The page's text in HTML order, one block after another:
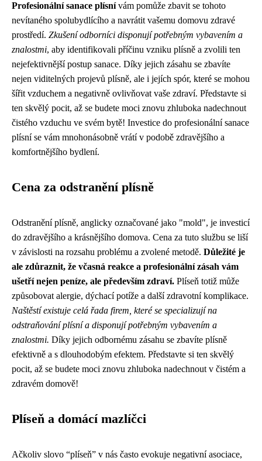
Profesionální sanace plísnívám pomůže zbavit se tohoto
nevítaného spolubydlícího a navrátit vašemu domovu zdravé
prostředí. Zkušení odborníci disponují potřebným vybavením a
znalostmi, aby identifikovali příčinu vzniku plísně a zvolili ten
nejefektivnější postup sanace. Díky jejich zásahu se zbavíte
nejen viditelných projevů plísně, ale i jejích spór, které se mohou
šířit vzduchem a negativně ovlivňovat vaše zdraví. Představte si
ten skvělý pocit, až se budete moci znovu zhluboka nadechnout
čistého vzduchu ve svém bytě! Investice do profesionální sanace
plísní se vám mnohonásobně vrátí v podobě zdravějšího a
komfortnějšího bydlení.
Cena za odstranění plísně
Odstranění plísně, anglicky označované jako "mold", je investicí
do zdravějšího a krásnějšího domova. Cena za tuto službu se liší
v závislosti na rozsahu problému a zvolené metodě. Důležité je
ale zdůraznit, že včasná reakce a profesionální zásah vám
ušetří nejen peníze, ale především zdraví. Plíseň totiž může
způsobovat alergie, dýchací potíže a další zdravotní komplikace.
Naštěstí existuje celá řada firem, které se specializují na
odstraňování plísní a disponují potřebným vybavením a
znalostmi. Díky jejich odbornému zásahu se zbavíte plísně
efektivně a s dlouhodobým efektem. Představte si ten skvělý
pocit, až se budete moci znovu zhluboka nadechnout v čistém a
zdravém domově!
Plíseň a domácí mazlíčci
Ačkoliv slovo “plíseň” v nás často evokuje negativní asociace,